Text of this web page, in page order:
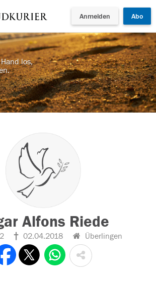
Anmelden Abo
los,
Alfons Riede
02.04.2018 Überlingen